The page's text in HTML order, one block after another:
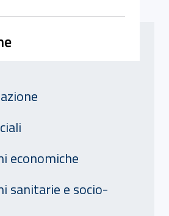
economiche
sanitarie e socio-